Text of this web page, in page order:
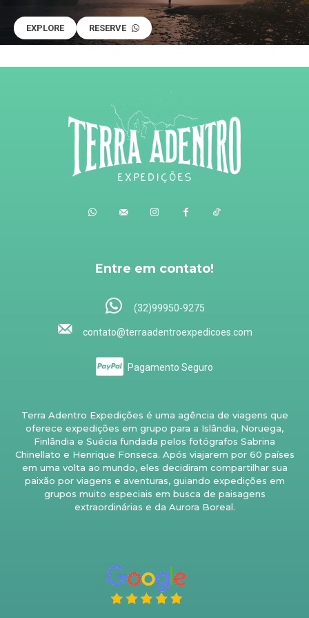
EXPLORE RESERVE
Entre em contato!
(32)99950-9275
contato@terraadentroexpedicoes.com
Pagamento Seguro
Terra Adentro Expedições é uma agência de viagens que
oferece expedições em grupo para a Islândia, Noruega,
Finlândia e Suécia fundada pelos fotógrafos Sabrina
Chinellato e Henrique Fonseca. Após viajarem por 60 países
em uma volta ao mundo, eles decidiram compartilhar sua
paixão por viagens e aventuras, guiando expedições em
grupos muito especiais em busca de paisagens
extraordinárias e da Aurora Boreal.